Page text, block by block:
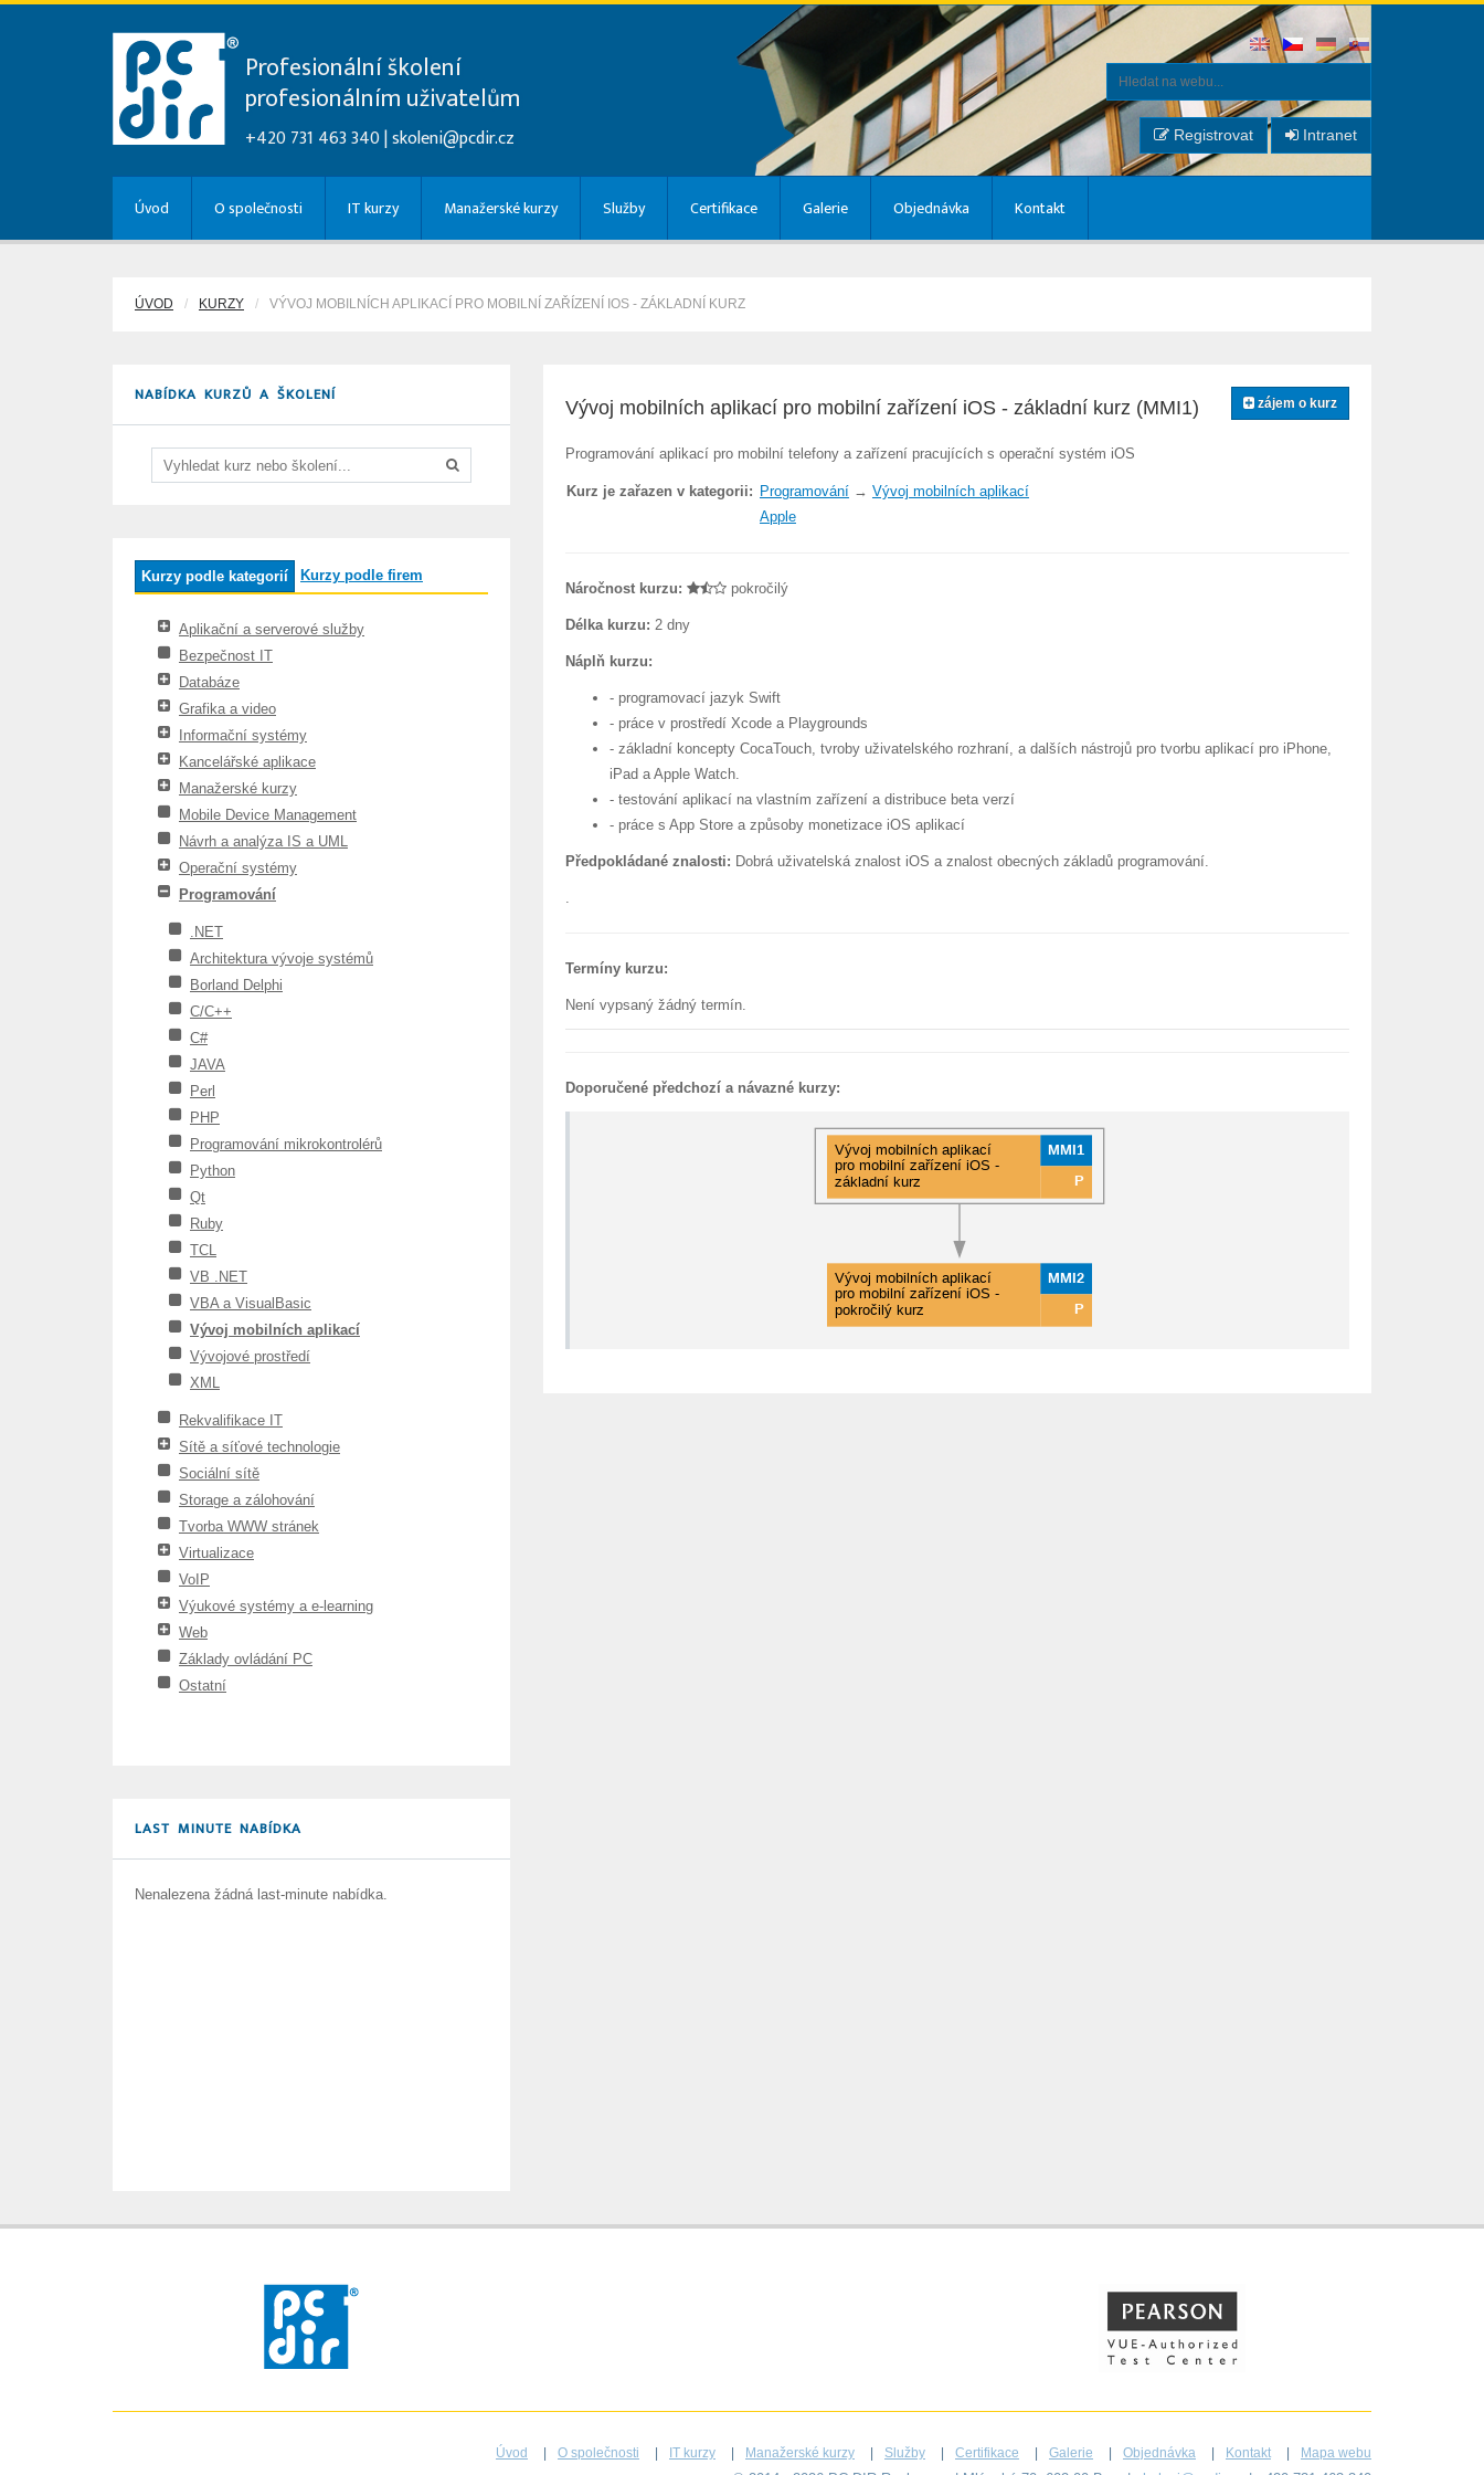
Profesionální školení
profesionálním uživatelům
+420 731 463 340 |skoleni@pcdir.cz Registrovat Intranet
Úvod O společnosti IT kurzy Manažerské kurzy Služby Certifikace Galerie Objednávka Kontakt
ÚVOD KURZY VÝVOJ MOBILNÍCH APLIKACÍ PRO MOBILNÍ ZAŘÍZENÍ IOS - ZÁKLADNÍ KURZ
NABÍDKA KURZŮ A ŠKOLENÍ
Kurzy podle kategorií Kurzy podle firem
Aplikační a serverové služby
Bezpečnost IT
Databáze
Grafika a video
Informační systémy
Kancelářské aplikace
Manažerské kurzy
Mobile Device Management
Návrh a analýza IS a UML
Operační systémy
Programování
.NET
Architektura vývoje systémů
Borland Delphi
C/C++
C#
JAVA
Perl
PHP
Programování mikrokontrolérů
Python
Qt
Ruby
TCL
VB .NET
VBA a VisualBasic
Vývoj mobilních aplikací
Vývojové prostředí
XML
Rekvalifikace IT
Sítě a síťové technologie
Sociální sítě
Storage a zálohování
Tvorba WWW stránek
Virtualizace
VoIP
Výukové systémy a e-learning
Web
Základy ovládání PC
Ostatní
LAST MINUTE NABÍDKA
Nenalezena žádná last-minute nabídka.
zájem o kurz
Vývoj mobilních aplikací pro mobilní zařízení iOS - základní kurz (MMI1)
Programování aplikací pro mobilní telefony a zařízení pracujících s operační systém iOS
Kurz je zařazen v kategorii: Programování→ Vývoj mobilních aplikací
Apple
Náročnost kurzu: pokročilý
Délka kurzu: 2 dny
Náplň kurzu:
- programovací jazyk Swift
- práce v prostředí Xcode a Playgrounds
- základní koncepty CocaTouch, tvroby uživatelského rozhraní, a dalších nástrojů pro tvorbu aplikací pro iPhone,
iPad a Apple Watch.
- testování aplikací na vlastním zařízení a distribuce beta verzí
- práce s App Store a způsoby monetizace iOS aplikací
Předpokládané znalosti: Dobrá uživatelská znalost iOS a znalost obecných základů programování.
.
Termíny kurzu:
Není vypsaný žádný termín.
Doporučené předchozí a návazné kurzy:
Úvod O společnosti IT kurzy Manažerské kurzy Služby Certifikace Galerie Objednávka Kontakt Mapa webu